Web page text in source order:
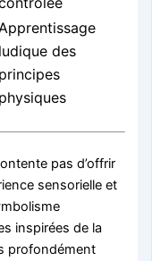
Apprentissage
ludique des
principes
physiques
pas d’offrir
sensorielle et
inspirées de la
profondément